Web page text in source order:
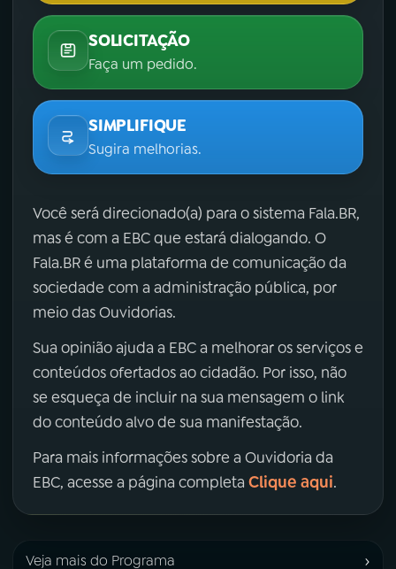
SOLICITAÇÃO
Faça um pedido.
SIMPLIFIQUE
Sugira melhorias.
Você será direcionado(a) para o sistema Fala.BR,
mas é com a EBC que estará dialogando. O
Fala.BR é uma plataforma de comunicação da
sociedade com a administração pública, por
meio das Ouvidorias.
Sua opinião ajuda a EBC a melhorar os serviços e
conteúdos ofertados ao cidadão. Por isso, não
se esqueça de incluir na sua mensagem o link
do conteúdo alvo de sua manifestação.
Para mais informações sobre a Ouvidoria da
EBC, acesse a página completa Clique aqui.
Veja mais do Programa ›